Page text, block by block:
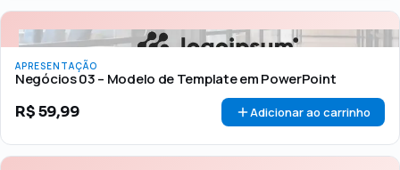
APRESENTAÇÃO
Negócios 03 – Modelo de Template em PowerPoint
R$59,99 Adicionar ao carrinho